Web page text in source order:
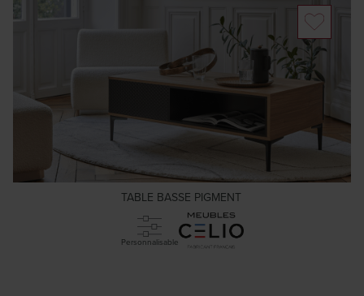
TABLE BASSE PIGMENT
Personnalisable